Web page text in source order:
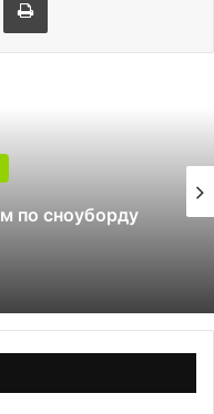
сноуборду